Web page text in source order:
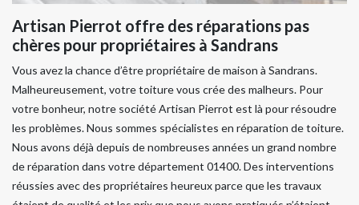
Artisan Pierrot offre des réparations pas
chères pour propriétaires à Sandrans
Vous avez la chance d’être propriétaire de maison à Sandrans.
Malheureusement, votre toiture vous crée des malheurs. Pour
votre bonheur, notre société Artisan Pierrot est là pour résoudre
les problèmes. Nous sommes spécialistes en réparation de toiture.
Nous avons déjà depuis de nombreuses années un grand nombre
de réparation dans votre département 01400. Des interventions
réussies avec des propriétaires heureux parce que les travaux